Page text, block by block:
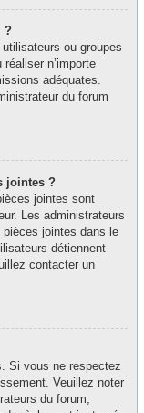
?
ou groupes
n’importe
adéquates.
du forum
jointes ?
jointes sont
Les administrateurs
jointes dans le
détiennent
contacter un
Si vous ne respectez
Veuillez noter
du forum,